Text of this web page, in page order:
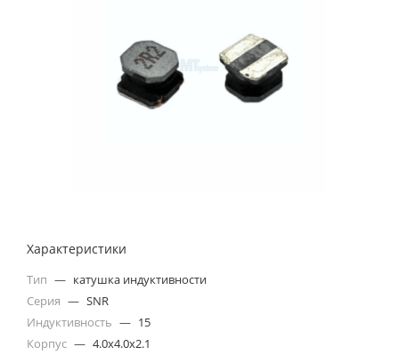
Характеристики
Тип — катушка индуктивности
Серия — SNR
Индуктивность — 15
Корпус — 4.0x4.0x2.1